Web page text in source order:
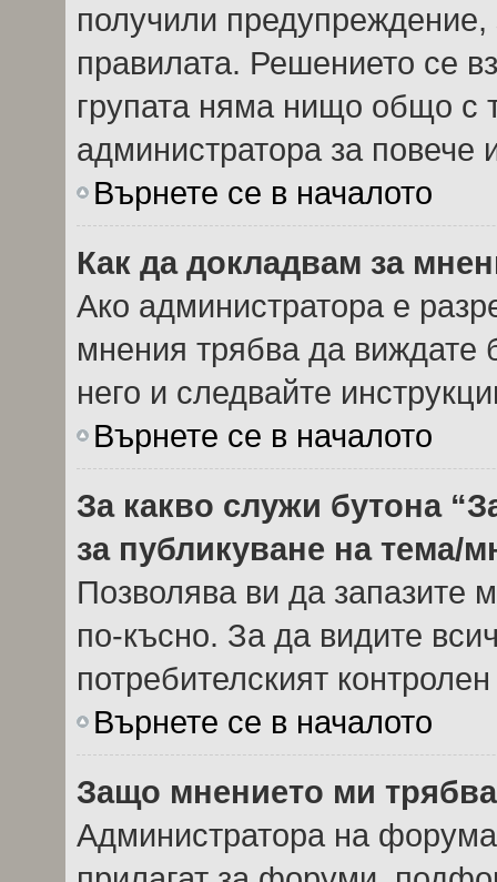
получили
правилата. Решението се
групата няма нищо общо с
администратора за
Върнете се в началото
Как да докладвам за
Ако администратора е
мнения трябва да виждате
него и следвайте
Върнете се в началото
За какво служи бутона
за публикуване на тема/
Позволява ви да запазите
по-късно. За да видите
потребителският
Върнете се в началото
Защо мнението ми
Администратора на